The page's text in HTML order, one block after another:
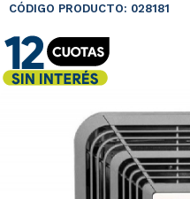
CÓDIGO PRODUCTO: 028181